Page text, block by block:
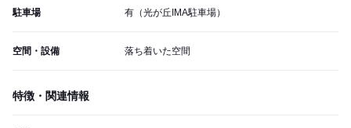
駐車場 有（光が丘IMA駐車場）
空間・設備 落ち着いた空間
特徴・関連情報